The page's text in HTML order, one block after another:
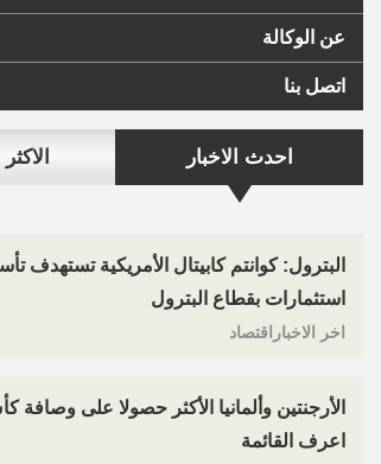
عن الوكالة
اتصل بنا
احدث الاخبار
البترول: كوانتم كابيتال الأمريكية تستهدف
استثمارات بقطاع البترول
اخر الاخباراقتصاد
الأرجنتين وألمانيا الأكثر حصولا على وصافة
اعرف القائمة